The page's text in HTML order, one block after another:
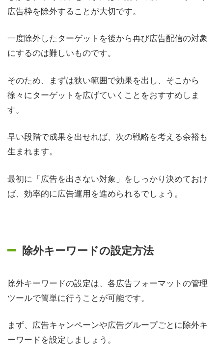
広告枠を除外することが大切です。
一度除外したターゲットを後から再び広告配信の対象
にするのは難しいものです。
そのため、まずは狭い範囲で効果を出し、そこから
徐々にターゲットを広げていくことをおすすめしま
す。
早い段階で成果を出せれば、次の戦略を考える余裕も
生まれます。
最初に「広告を出さない対象」をしっかり決めておけ
ば、効率的に広告運用を進められるでしょう。
除外キーワードの設定方法
除外キーワードの設定は、各広告フォーマットの管理
ツールで簡単に行うことが可能です。
まず、広告キャンペーンや広告グループごとに除外キ
ーワードを設定しましょう。